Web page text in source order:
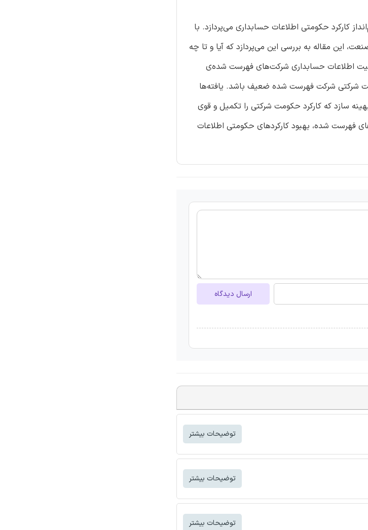
کارکرد حکومتی اطلاعات حسابداری می‌پردازد. با
این مقاله به بررسی این می‌پردازد که آیا و تا چه
اطلاعات حسابداری شرکت‌های فهرست شده‌ی
شرکتی شرکت فهرست شده ضعیف باشد. یافته‌ها
سازد که کارکرد حکومت شرکتی را تکمیل و قوی
فهرست شده، بهبود کارکردهای حکومتی اطلاعات
ارسال دیدگاه
توضیحات بیشتر
توضیحات بیشتر
توضیحات بیشتر